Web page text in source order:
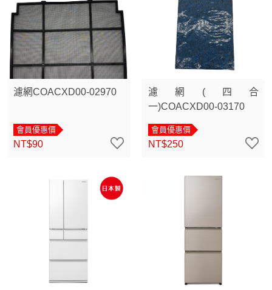
濾網COACXD00-02970
會員優惠價
NT$90
濾網(四合
一)COACXD00-03170
會員優惠價
NT$250